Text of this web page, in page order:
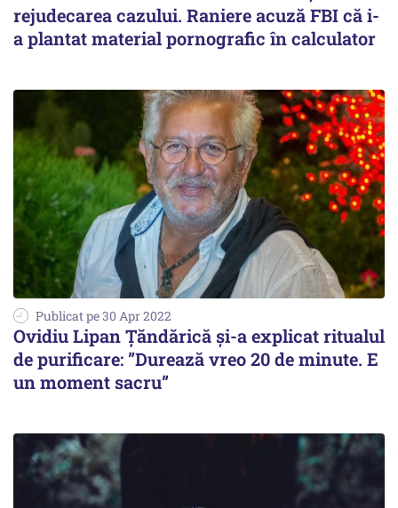
rejudecarea cazului. Raniere acuză FBI că i-
a plantat material pornografic în calculator
Publicat pe 30 Apr 2022
Ovidiu Lipan Țăndărică și-a explicat ritualul
de purificare: ”Durează vreo 20 de minute. E
un moment sacru”